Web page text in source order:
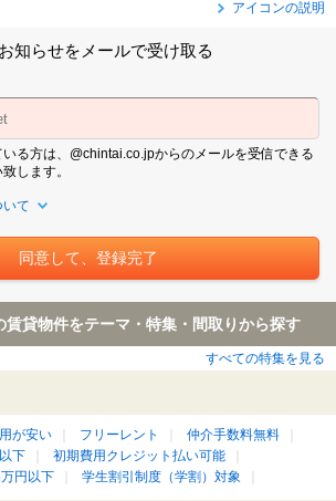
アイコンの説明
知らせをメールで受け取る
る方は、@chintai.co.jpからのメールを受信できる
します。
いて
賃貸物件をテーマ・特集・間取りから探す
すべての特集を見る
が安い フリーレント
仲介手数料無料
下
初期費用クレジット払い可能
円以下 学生割引制度（学割）対象